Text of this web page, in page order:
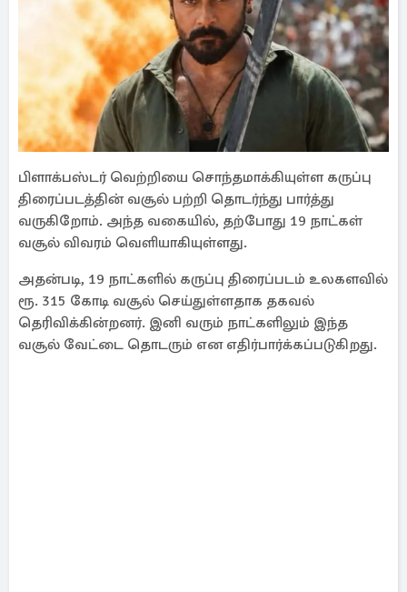
பிளாக்பஸ்டர் வெற்றியை சொந்தமாக்கியுள்ள கருப்பு
திரைப்படத்தின் வசூல் பற்றி தொடர்ந்து பார்த்து
வருகிறோம். அந்த வகையில், தற்போது 19 நாட்கள்
வசூல் விவரம் வெளியாகியுள்ளது.
அதன்படி, 19 நாட்களில் கருப்பு திரைப்படம் உலகளவில்
ரூ. 315 கோடி வசூல் செய்துள்ளதாக தகவல்
தெரிவிக்கின்றனர். இனி வரும் நாட்களிலும் இந்த
வசூல் வேட்டை தொடரும் என எதிர்பார்க்கப்படுகிறது.